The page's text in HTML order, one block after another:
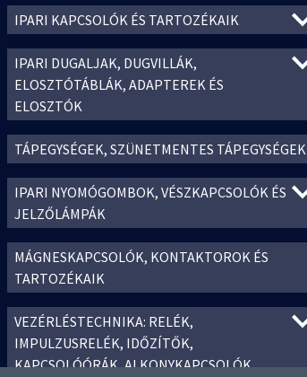
IPARI KAPCSOLÓK ÉS TARTOZÉKAIK
IPARI DUGALJAK, DUGVILLÁK,
ELOSZTÓTÁBLÁK, ADAPTEREK ÉS
ELOSZTÓK
TÁPEGYSÉGEK, SZÜNETMENTES TÁPEGYSÉGEK
IPARI NYOMÓGOMBOK, VÉSZKAPCSOLÓK ÉS
JELZŐLÁMPÁK
MÁGNESKAPCSOLÓK, KONTAKTOROK ÉS
TARTOZÉKAIK
VEZÉRLÉSTECHNIKA: RELÉK,
IMPULZUSRELÉK, IDŐZÍTŐK,
KAPCSOLÓÓRÁK, ALKONYKAPCSOLÓK